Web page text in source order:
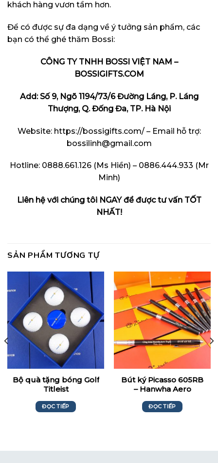
khách hàng vươn tầm hơn.
Để có được sự đa dạng về ý tưởng sản phẩm, các
bạn có thể ghé thăm Bossi:
CÔNG TY TNHH BOSSI VIỆT NAM –
BOSSIGIFTS.COM
Add: Số 9, Ngõ 1194/73/6 Đường Láng, P. Láng
Thượng, Q. Đống Đa, TP. Hà Nội
Website: https://bossigifts.com/– Email hỗ trợ:
bossilinh@gmail.com
Hotline: 0888.661.126 (Ms Hiền) – 0886.444.933 (Mr
Minh)
Liên hệ với chúng tôi NGAY để được tư vấn TỐT
NHẤT!
SẢN PHẨM TƯƠNG TỰ
Bộ quà tặng bóng Golf
Titleist
ĐỌC TIẾP
Bút ký Picasso 605RB
– Hanwha Aero
ĐỌC TIẾP